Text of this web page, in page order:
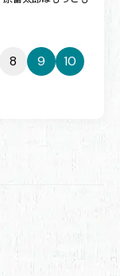
8 9
10